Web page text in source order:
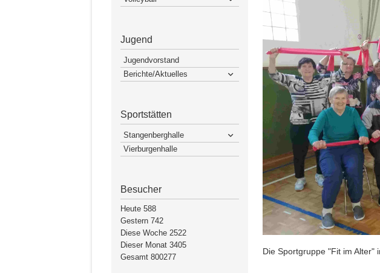
Jugend
Jugendvorstand
Berichte/Aktuelles
Sportstätten
Stangenberghalle
Vierburgenhalle
Besucher
Heute 588
Gestern 742
Diese Woche 2522
Dieser Monat 3405
Gesamt 800277
Die Sportgruppe "Fit im Alter"